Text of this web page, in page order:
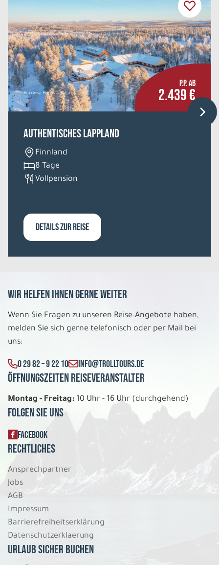
Harriniva Hotels & Safaris
P.P. AB
2.439 €
Authentisches Lappland
Finnland
8 Tage
Vollpension
DETAILS ZUR REISE
Wir helfen Ihnen gerne weiter
Wenn Sie Fragen zu unseren Reise-Angebote haben,
melden Sie sich gerne telefonisch oder per Mail bei
uns:
0 29 82 – 9 22 10 INFO@TROLLTOURS.DE
Öffnungszeiten Reiseveranstalter
Montag - Freitag: 10 Uhr - 16 Uhr (durchgehend)
Folgen Sie uns
FACEBOOK
Rechtliches
Ansprechpartner
Jobs
AGB
Impressum
Barrierefreiheitserklärung
Datenschutzerklaerung
Urlaub sicher buchen